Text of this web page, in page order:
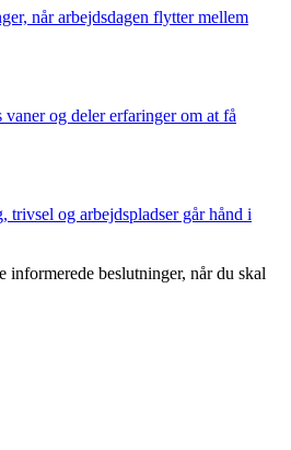
når arbejdsdagen flytter mellem
og deler erfaringer om at få
og arbejdspladser går hånd i
beslutninger, når du skal